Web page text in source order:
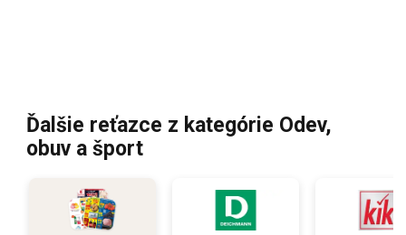
Ďalšie reťazce z kategórie Odev,
obuv a šport